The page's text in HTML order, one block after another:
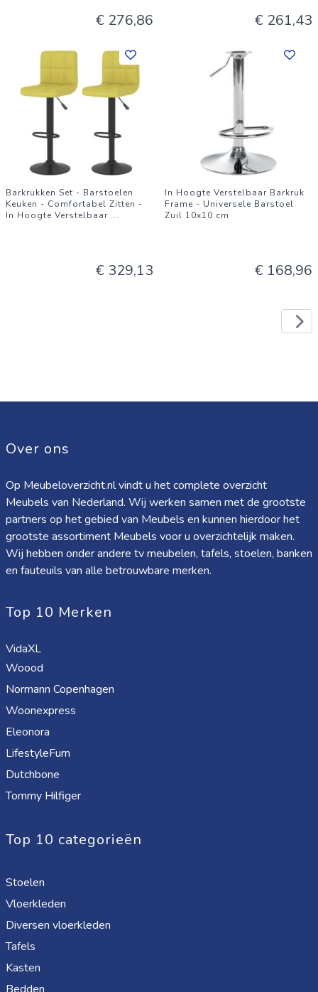
€ 276,86 € 261,43
Barkrukken Set - Barstoelen
Keuken - Comfortabel Zitten -
In Hoogte Verstelbaar ...
€ 329,13
In Hoogte Verstelbaar Barkruk
Frame - Universele Barstoel
Zuil 10x10 cm
€ 168,96
Over ons
Op Meubeloverzicht.nl vindt u het complete overzicht
Meubels van Nederland. Wij werken samen met de grootste
partners op het gebied van Meubels en kunnen hierdoor het
grootste assortiment Meubels voor u overzichtelijk maken.
Wij hebben onder andere tv meubelen, tafels, stoelen, banken
en fauteuils van alle betrouwbare merken.
Top 10 Merken
VidaXL
Woood
Normann Copenhagen
Woonexpress
Eleonora
LifestyleFurn
Dutchbone
Tommy Hilfiger
Top 10 categorieën
Stoelen
Vloerkleden
Diversen vloerkleden
Tafels
Kasten